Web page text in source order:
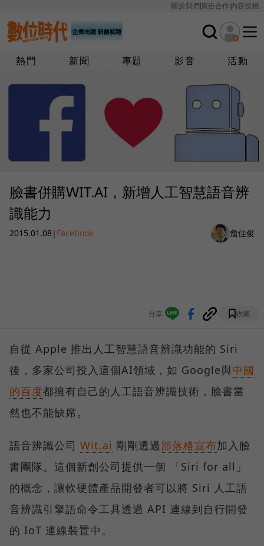
關於我們廣告合作內容授權
熱門 新聞 專題 影音 活動
臉書併購WIT.AI，新增人工智慧語音辨
識能力
2015.01.08| Facebook 詹佳俊
分享 收藏
自從 Apple 推出人工智慧語音辨識功能的 Siri
後，多家公司投入這個AI領域，如 Google與中國
的百度都擁有自己的人工語音辨識技術，臉書當
然也不能缺席。
語音辨識公司 Wit.ai 剛剛透過部落格宣布加入臉
書團隊。這個新創公司提供一個 「Siri for all」
的概念，讓軟硬體產品開發者可以將 Siri 人工語
音辨識引擎語命令工具透過 API 連線到自行開發
的 IoT 連線裝置中。